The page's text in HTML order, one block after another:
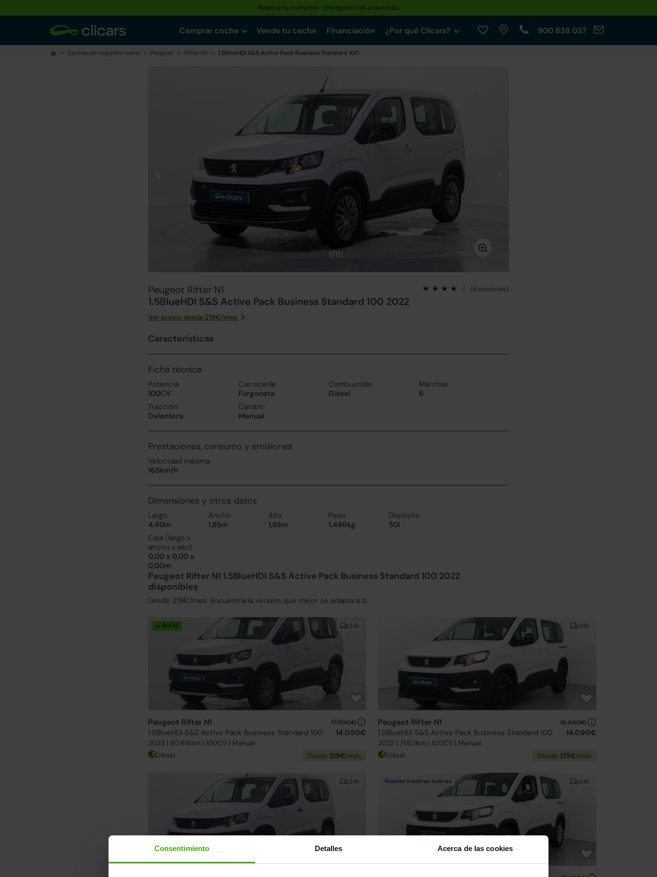
Consentimiento Detalles Acerca de las cookies
Reserva tu coche hoy · Entrega en 24h a domicilio
Comprar coche Vende tu coche Financiación ¿Por qué Clicars? 900 838 037
Coches de segunda mano Peugeot Rifter N1 1.5BlueHDI S&S Active Pack Business Standard 100
1/10
Peugeot Rifter N1
1.5BlueHDI S&S Active Pack Business Standard 100 2022
(4 opiniones)
Ver precio desde 219€/mes
Características
Ficha técnica
Potencia
100CV
Carrocería
Furgoneta
Combustible
Diésel
Marchas
6
Tracción
Delantera
Cambio
Manual
Prestaciones, consumo y emisiones
Velocidad máxima
165km/h
Dimensiones y otros datos
Largo
4,40m
Ancho
1,85m
Alto
1,88m
Peso
1.486kg
Depósito
50l
Caja (largo x
ancho x alto)
0,00 x 0,00 x
0,00m
Peugeot Rifter N1 1.5BlueHDI S&S Active Pack Business Standard 100 2022
disponibles
Desde 219€/mes. Encuentra la versión que mejor se adapta a ti.
24h
↓ 500€
Peugeot Rifter N1
1.5BlueHDI S&S Active Pack Business Standard 100
2023 | 80.616km | 100CV | Manual
17.990€
14.090€
Diésel Desde 219€/mes
24h
Peugeot Rifter N1
1.5BlueHDI S&S Active Pack Business Standard 100
2022 | 71.821km | 100CV | Manual
16.490€
14.090€
Diésel Desde 219€/mes
24h 24h
Ruedas traseras nuevas